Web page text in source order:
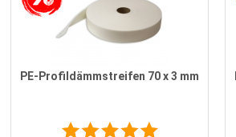
PE-Profildämmstreifen 70 x 3 mm